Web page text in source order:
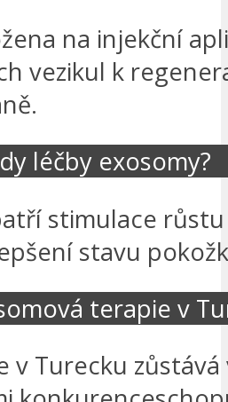
na injekční
vezikul k
léčby exosomy?
stimulace
stavu
terapie v
v Turecku